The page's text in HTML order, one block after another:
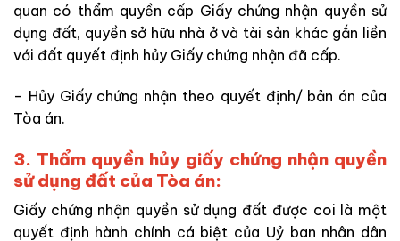
quan có thẩm quyền cấp Giấy chứng nhận quyền sử
dụng đất, quyền sở hữu nhà ở và tài sản khác gắn liền
với đất quyết định hủy Giấy chứng nhận đã cấp.
– Hủy Giấy chứng nhận theo quyết định/ bản án của
Tòa án.
3. Thẩm quyền hủy giấy chứng nhận quyền
sử dụng đất của Tòa án:
Giấy chứng nhận quyền sử dụng đất được coi là một
quyết định hành chính cá biệt của Uỷ ban nhân dân